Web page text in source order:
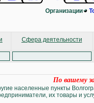
Организации
Сфера деятельности
По вашему
населенные пункты
их товары и